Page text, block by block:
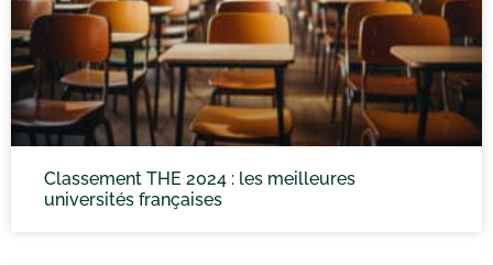
Classement THE 2024 : les meilleures
universités françaises